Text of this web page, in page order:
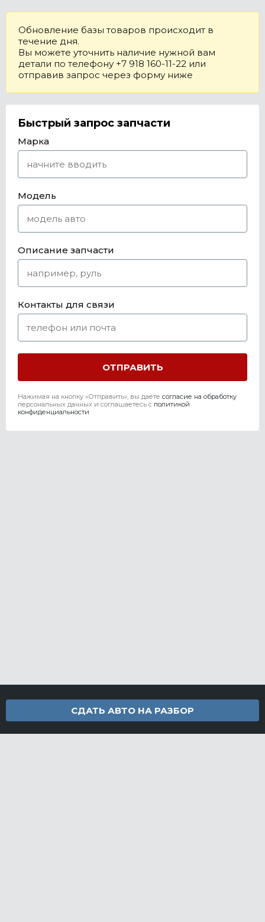
Обновление базы товаров происходит в
течение дня.
Вы можете уточнить наличие нужной вам
детали по телефону +7 918 160-11-22 или
отправив запрос через форму ниже
Быстрый запрос запчасти
Марка
Модель
Описание запчасти
Контакты для связи
Нажимая на кнопку «Отправить», вы даете согласие на обработку
персональных данных и соглашаетесь c политикой
конфиденциальности
СДАТЬ АВТО НА РАЗБОР